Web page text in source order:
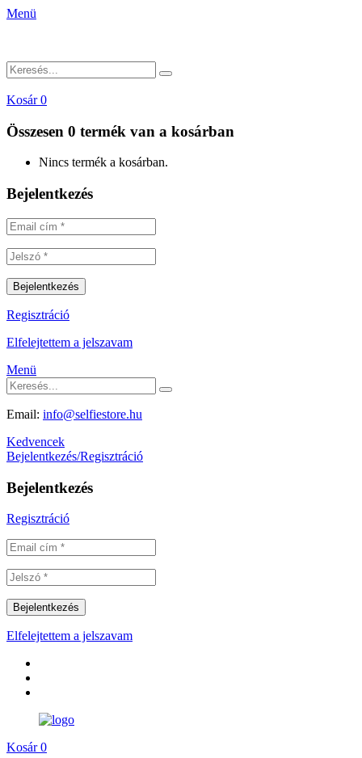
Menü
Kosár 0
Összesen 0 termék van a kosárban
Nincs termék a kosárban.
Bejelentkezés
Regisztráció
Elfelejtettem a jelszavam
Menü
Email: info@selfiestore.hu
Kedvencek
Bejelentkezés/Regisztráció
Bejelentkezés
Regisztráció
Elfelejtettem a jelszavam
Kosár 0